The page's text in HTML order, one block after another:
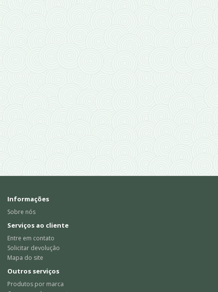
Informações
Sobre nós
Serviços ao cliente
Entre em contato
Solicitar devolução
Mapa do site
Outros serviços
Produtos por marca